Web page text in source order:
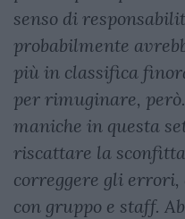
senso di
probabilmente
più in classifica
per rimuginare,
maniche in questa
riscattare la
correggere gli errori,
con gruppo e staff.